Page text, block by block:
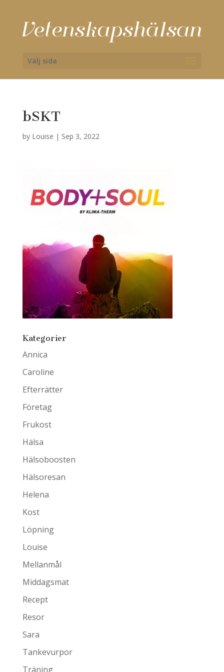
Välj sida
bSKT
by Louise | Sep 3, 2022
Kategorier
Annica
Caroline
Efterrätter
Företag
Frukost
Hälsa
Hälsoboosten
Hälsoresan
Helena
Kost
Löpning
Louise
Mellanmål
Middagsmat
Recept
Resor
Sara
Tankevurpor
Träning